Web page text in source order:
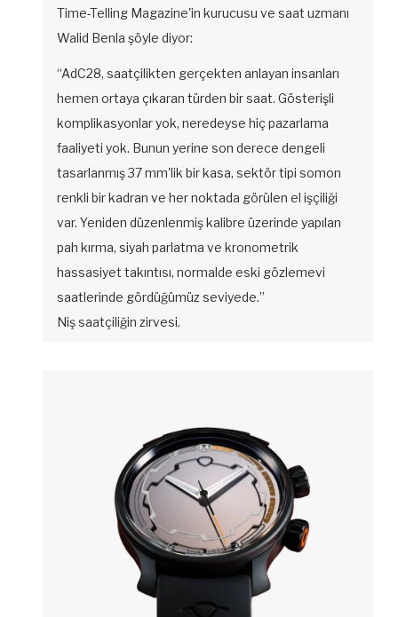
Time-Telling Magazine'in kurucusu ve saat uzmanı
Walid Benla şöyle diyor:
“AdC28, saatçilikten gerçekten anlayan insanları
hemen ortaya çıkaran türden bir saat. Gösterişli
komplikasyonlar yok, neredeyse hiç pazarlama
faaliyeti yok. Bunun yerine son derece dengeli
tasarlanmış 37 mm'lik bir kasa, sektör tipi somon
renkli bir kadran ve her noktada görülen el işçiliği
var. Yeniden düzenlenmiş kalibre üzerinde yapılan
pah kırma, siyah parlatma ve kronometrik
hassasiyet takıntısı, normalde eski gözlemevi
saatlerinde gördüğümüz seviyede.”
Niş saatçiliğin zirvesi.